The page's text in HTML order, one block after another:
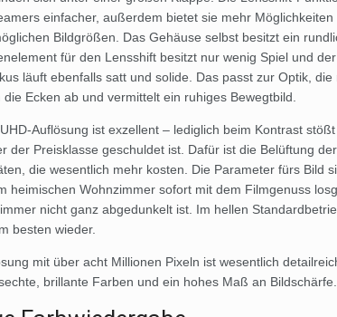
einfacher, außerdem bietet sie mehr
Bildgrößen. Das Gehäuse selbst besitzt ein
für den Lensshift besitzt nur wenig Spiel und
läuft ebenfalls satt und solide. Das passt zur Optik,
Ecken ab und vermittelt ein ruhiges Bewegtbild.
Auflösung ist exzellent – lediglich beim Kontrast
der Preisklasse geschuldet ist. Dafür ist die Belüftung
die wesentlich mehr kosten. Die Parameter fürs Bild
heimischen Wohnzimmer sofort mit dem Filmgenuss
nicht ganz abgedunkelt ist. Im hellen
besten wieder.
mit über acht Millionen Pixeln ist wesentlich
brillante Farben und ein hohes Maß an Bildschärfe.